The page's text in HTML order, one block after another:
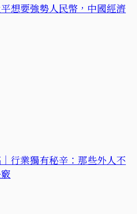
想要強勢人民幣，中國經濟
行業獨有秘辛：那些外人不